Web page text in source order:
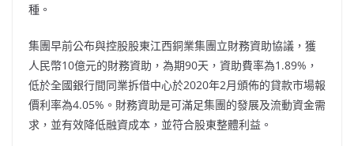
種。
集團早前公布與控股股東江西銅業集團立財務資助協議，獲
人民幣10億元的財務資助，為期90天，資助費率為1.89%，
低於全國銀行間同業拆借中心於2020年2月頒佈的貸款市場報
價利率為4.05%。財務資助是可滿足集團的發展及流動資金需
求，並有效降低融資成本，並符合股東整體利益。